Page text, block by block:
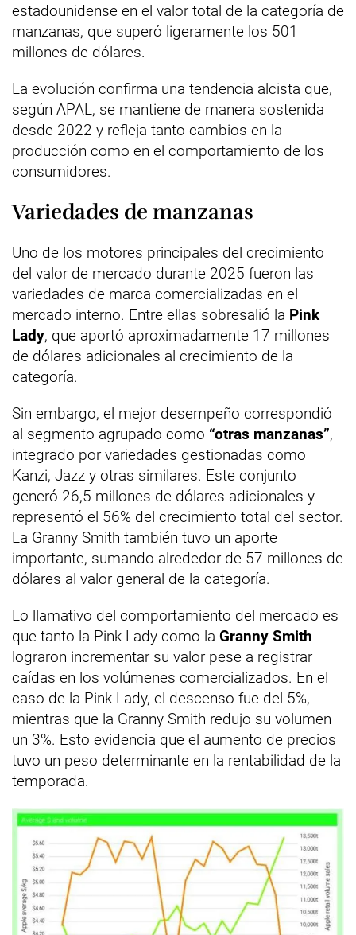
estadounidense en el valor total de la categoría de
manzanas, que superó ligeramente los 501
millones de dólares.
La evolución confirma una tendencia alcista que,
según APAL, se mantiene de manera sostenida
desde 2022 y refleja tanto cambios en la
producción como en el comportamiento de los
consumidores.
Variedades de manzanas
Uno de los motores principales del crecimiento
del valor de mercado durante 2025 fueron las
variedades de marca comercializadas en el
mercado interno. Entre ellas sobresalió la Pink
Lady, que aportó aproximadamente 17 millones
de dólares adicionales al crecimiento de la
categoría.
Sin embargo, el mejor desempeño correspondió
al segmento agrupado como “otras manzanas”,
integrado por variedades gestionadas como
Kanzi, Jazz y otras similares. Este conjunto
generó 26,5 millones de dólares adicionales y
representó el 56% del crecimiento total del sector.
La Granny Smith también tuvo un aporte
importante, sumando alrededor de 57 millones de
dólares al valor general de la categoría.
Lo llamativo del comportamiento del mercado es
que tanto la Pink Lady como la Granny Smith
lograron incrementar su valor pese a registrar
caídas en los volúmenes comercializados. En el
caso de la Pink Lady, el descenso fue del 5%,
mientras que la Granny Smith redujo su volumen
un 3%. Esto evidencia que el aumento de precios
tuvo un peso determinante en la rentabilidad de la
temporada.